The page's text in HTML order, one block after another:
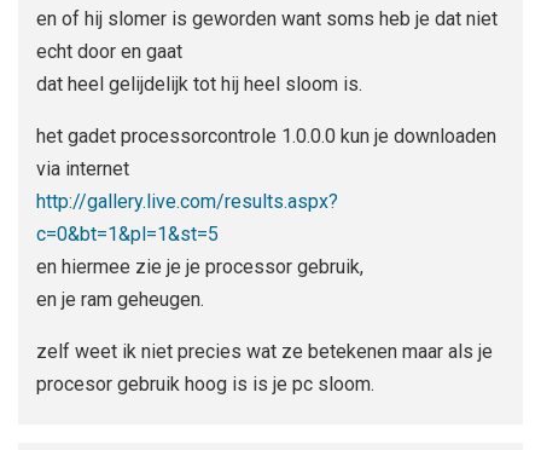
en of hij slomer is geworden want soms heb je dat niet
echt door en gaat
dat heel gelijdelijk tot hij heel sloom is.
het gadet processorcontrole 1.0.0.0 kun je downloaden
via internet
http://gallery.live.com/results.aspx?
c=0&bt=1&pl=1&st=5
en hiermee zie je je processor gebruik,
en je ram geheugen.
zelf weet ik niet precies wat ze betekenen maar als je
procesor gebruik hoog is is je pc sloom.